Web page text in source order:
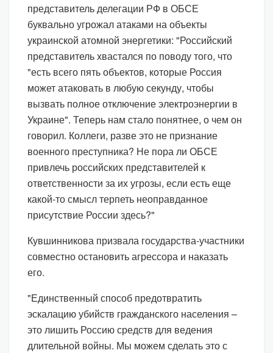
представитель делегации РФ в ОБСЕ
буквально угрожал атаками на объекты
украинской атомной энергетики: "Российский
представитель хвастался по поводу того, что
"есть всего пять объектов, которые Россия
может атаковать в любую секунду, чтобы
вызвать полное отключение электроэнергии в
Украине". Теперь нам стало понятнее, о чем он
говорил. Коллеги, разве это не признание
военного преступника? Не пора ли ОБСЕ
привлечь российских представителей к
ответственности за их угрозы, если есть еще
какой-то смысл терпеть неоправданное
присутствие России здесь?"
Кувшинникова призвала государства-участники
совместно остановить агрессора и наказать
его.
"Единственный способ предотвратить
эскалацию убийств гражданского населения –
это лишить Россию средств для ведения
длительной войны. Мы можем сделать это с